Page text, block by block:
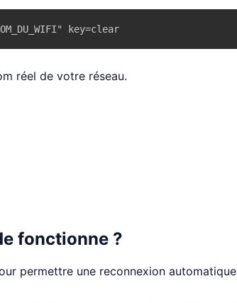
key=clear
réel de votre réseau.
fonctionne ?
permettre une reconnexion